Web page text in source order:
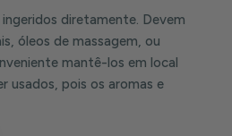
diretamente. Devem
óleos de massagem, ou
mantê-los em local
usados, pois os aromas e